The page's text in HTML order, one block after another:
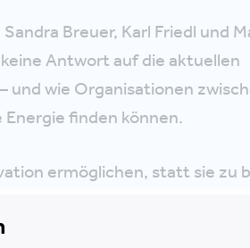
Breuer, Karl Friedl und
Antwort auf die aktuellen
wie Organisationen
finden können.
ermöglichen, statt sie zu
ohne die Menschen dabei